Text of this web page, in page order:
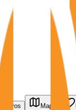
Géneros Mapa